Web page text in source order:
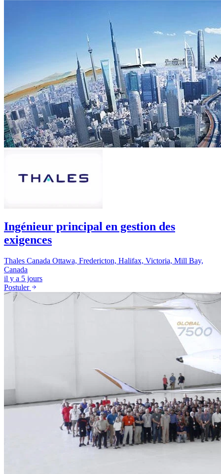
Ingénieur principal en gestion des
exigences
Thales Canada Ottawa, Fredericton, Halifax, Victoria, Mill Bay,
Canada
il y a 5 jours
Postuler